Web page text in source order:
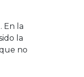
En la
la
no